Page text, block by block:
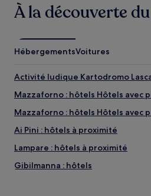
changer.
Des
supplémentaires
peuvent
À la découverte
HébergementsVoitures
Activité ludique Kartodromo
Mazzaforno : hôtels Hôtels avec
Mazzaforno : hôtels Hôtels avec
Ai Pini : hôtels à proximité
Lampare : hôtels à proximité
Gibilmanna : hôtels